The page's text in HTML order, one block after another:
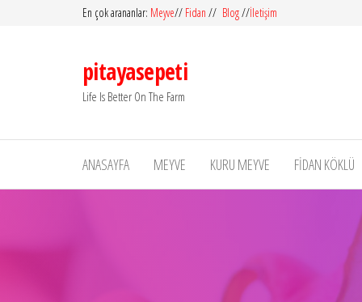
En çok arananlar: Meyve// Fidan // Blog//İletişim
pitayasepeti
Life Is Better On The Farm
ANASAYFA MEYVE KURU MEYVE FIDAN KÖKLÜ